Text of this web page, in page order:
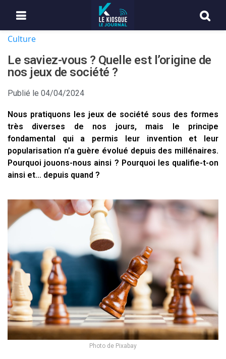
Culture
Le saviez-vous ? Quelle est l’origine de
nos jeux de société ?
Publié le 04/04/2024
Nous pratiquons les jeux de société sous des formes
très diverses de nos jours, mais le principe
fondamental qui a permis leur invention et leur
popularisation n’a guère évolué depuis des millénaires.
Pourquoi jouons-nous ainsi ? Pourquoi les qualifie-t-on
ainsi et… depuis quand ?
Photo de Pixabay